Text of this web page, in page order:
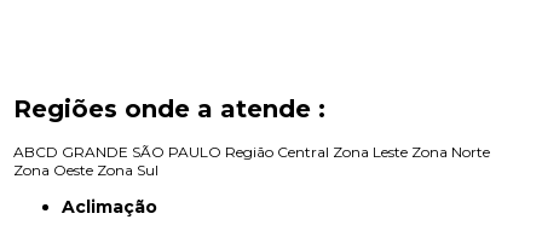
Regiões onde a atende :
ABCD GRANDE SÃO PAULO Região Central Zona Leste Zona Norte
Zona Oeste Zona Sul
Aclimação